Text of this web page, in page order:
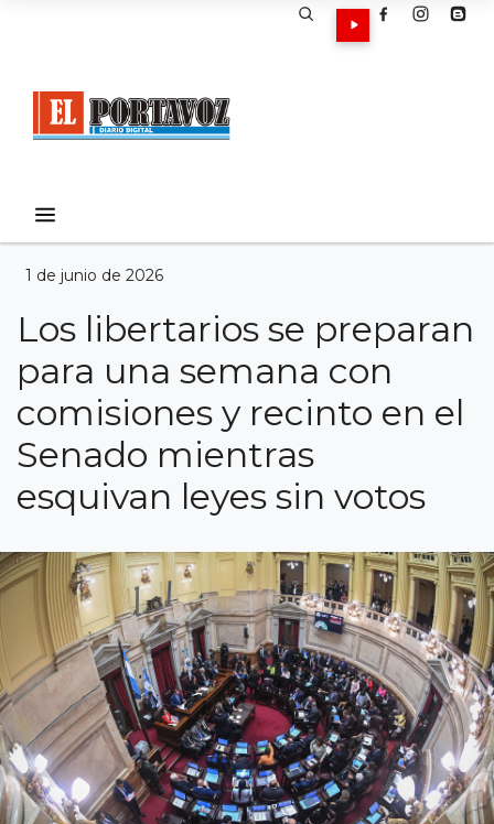
1 de junio de 2026
Los libertarios se preparan
para una semana con
comisiones y recinto en el
Senado mientras
esquivan leyes sin votos